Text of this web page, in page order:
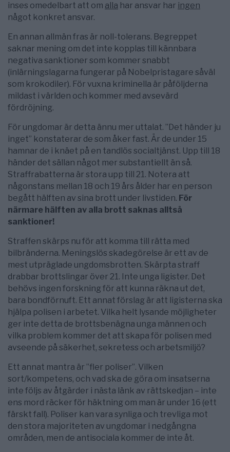
inses omedelbart att om alla har ansvar har ingen
något konkret ansvar.
En annan allmän fras är noll-tolerans. Begreppet
saknar mening om det inte kopplas till kännbara
negativa sanktioner som kommer snabbt
(inlärningslagarna fungerar på Nobel­pristagare såväl
som krokodiler). För vuxna kriminella är påföljderna
mildast i världen och kommer med avsevärd
fördröjning.
För ungdomar är detta ännu mer uttalat. ”Det händer ju
inget” konstaterar de som åker fast. Är de under 15
hamnar de i knäet på en tandlös socialtjänst. Upp till 18
händer det sällan något mer substantiellt än så.
Straffrabatterna är stora upp till 21. Notera att
någonstans mellan 18 och 19 års ålder har en person
begått hälften av sina brott under livstiden. För
närmare hälften av alla brott saknas alltså
sanktioner!
Straffen skärps nu för att komma till rätta med
bilbränderna. Meningslös skadegörelse är ett av de
mest utpräglade ungdomsbrotten. Skärpta straff
drabbar brottslingar över 21. Inte unga ligister. Det
behövs ingen forskning för att kunna räkna ut det,
bara bondförnuft. Ett annat förslag är att ligisterna ska
hjälpa polisen i arbetet. Vilka helt lysande möjligheter
ger inte detta de brottsbenägna unga männen och
vilka problem kommer det att skapa för polisen med
avseende på säkerhet, sekretess och arbetsmiljö?
Ett annat mantra är ”fler poliser”. Vilken
sort/kompetens, och vad ska de göra om insatserna
inte följs av åtgärder i nästa länk av rättskedjan – inte
ens mord räcker för häktning om man är under 16 (ett
färskt fall). Poliser kan vara synliga och trevliga mot
den stora majoriteten av ungdomar i nedgångna
områden, men de antisociala kommer de inte åt.